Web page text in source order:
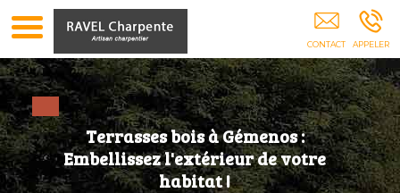
Charpente Toiture Charpentier Pergolas Abris
Voiture Isolation Combles 13
Terrasses bois à Gémenos :
Embellissez l'extérieur de votre
habitat !